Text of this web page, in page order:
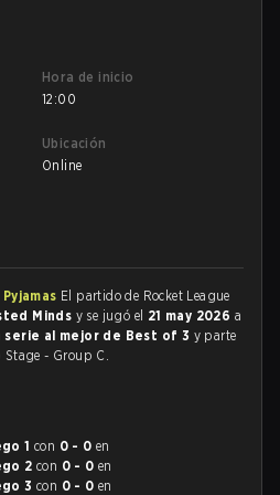
Hora de inicio
12:00
Ubicación
Online
El partido de Rocket League
Minds y se jugó el 21 may 2026 a
serie al mejor de Best of 3 y parte
Stage - Group C.
1 con 0 - 0 en
2 con 0 - 0 en
3 con 0 - 0 en